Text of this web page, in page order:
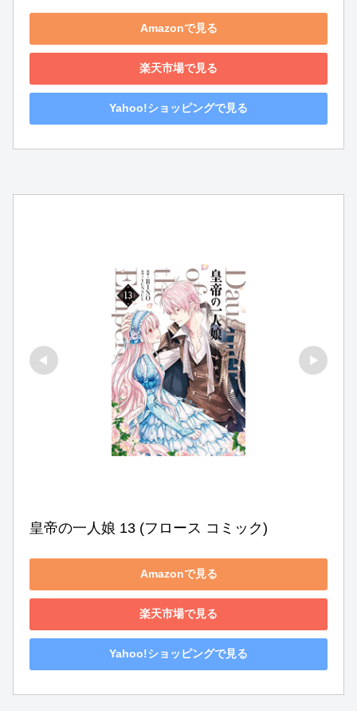
Amazonで見る
楽天市場で見る
Yahoo!ショッピングで見る
皇帝の一人娘 13 (フロース コミック)
Amazonで見る
楽天市場で見る
Yahoo!ショッピングで見る